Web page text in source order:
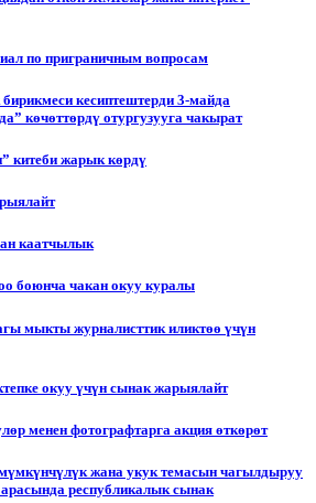
по приграничным вопросам
кесиптештерди 3-майда
көчөттөрдү отургузууга чакырат
китеби жарык көрдү
каатчылык
боюнча чакан окуу куралы
мыкты журналисттик иликтөө үчүн
окуу үчүн сынак жарыялайт
менен фотографтарга акция өткөрөт
мүмкүнчүлүк жана укук темасын чагылдыруу
республикалык сынак